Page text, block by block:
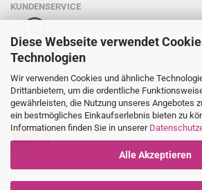
Diese Webseite verwendet
Technologien
Wir verwenden Cookies und ähnliche
Drittanbietern, um die ordentliche
gewährleisten, die Nutzung unseres Angebotes
ein bestmögliches Einkaufserlebnis bieten zu
Informationen finden Sie in unserer
Alle Akzeptieren
KUNDENSERVICE
0176-23249119
SCHACHTEL FAQ Broschüre